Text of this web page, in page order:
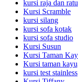
kursi raja dan ratu
Kursi Scramble
kursi silang
kursi sofa kotak
kursi sofa studio
Kursi Susun
Kursi Taman
Kursi taman
kursi test stainless